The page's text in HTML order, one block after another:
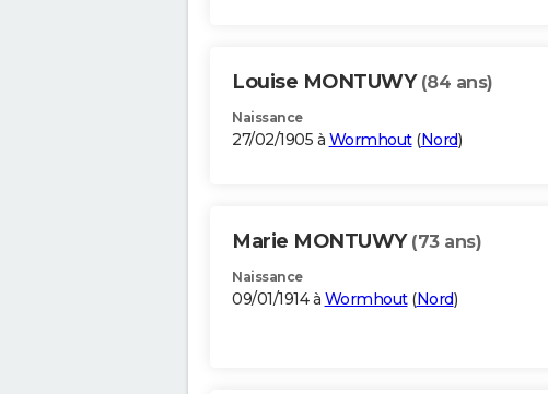
Louise MONTUWY (84 ans)
Naissance
27/02/1905 à Wormhout(Nord)
Marie MONTUWY (73 ans)
Naissance
09/01/1914 à Wormhout(Nord)